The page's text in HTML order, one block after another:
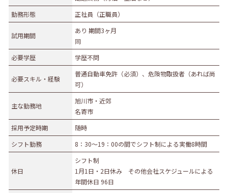
運輸業
卸売・小売業
自動車販売・修理
医薬品小売業
娯楽業
教育・学習支援業
金融・保険業
不動産業
社会福祉・介護事業
募集職種
販売職
サービス職 その他
勤務形態
正社員（正職員）
試用期間
あり 期間3ヶ月
同
必要学歴
学歴不問
必要スキル・経験
普通自動車免許（必須）、危険物取扱者（あれば尚
可）
主な勤務地
旭川市・近郊
名寄市
採用予定時期
随時
シフト勤務
8：30～19：00の間でシフト制による実働8時間
休日
シフト制
1月1日・2日休み その他会社スケジュールによる
年間休日 96日